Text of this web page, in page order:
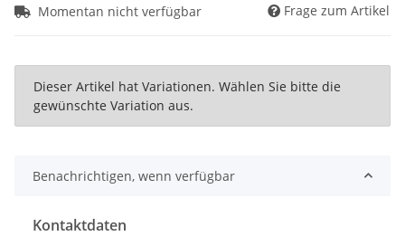
Momentan nicht verfügbar Frage zum Artikel
x
Dieser Artikel hat Variationen. Wählen Sie bitte die
gewünschte Variation aus.
Benachrichtigen, wenn verfügbar
Kontaktdaten